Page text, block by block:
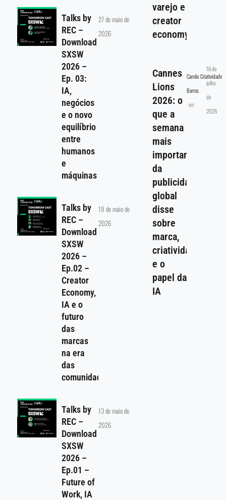
Talks by
REC –
Download
SXSW
2026 –
Ep. 03:
IA,
negócios
e o novo
equilíbrio
entre
humanos
e
máquinas
27 de maio de
2026
Talks by
REC –
Download
SXSW
2026 –
Ep.02 –
Creator
Economy,
IA e o
futuro
das
marcas
na era
das
comunidades
19 de maio de
2026
Talks by
REC –
Download
SXSW
2026 –
Ep.01 –
Future of
Work, IA
13 de maio de
2026
varejo e
creator
economy
Cannes
Lions
2026: o
que a
semana
mais
importante
da
publicidade
global
disse
sobre
marca,
criatividade
e o
papel da
IA
Camilo
Barros
em
Criatividade
16 de
julho
de
2026